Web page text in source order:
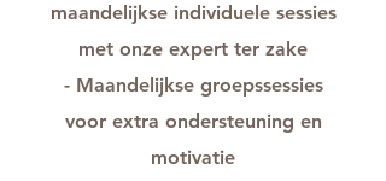
maandelijkse individuele sessies
met onze expert ter zake
- Maandelijkse groepssessies
voor extra ondersteuning en
motivatie